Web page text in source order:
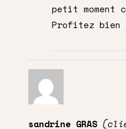
petit moment
Profitez bien
sandrine GRAS